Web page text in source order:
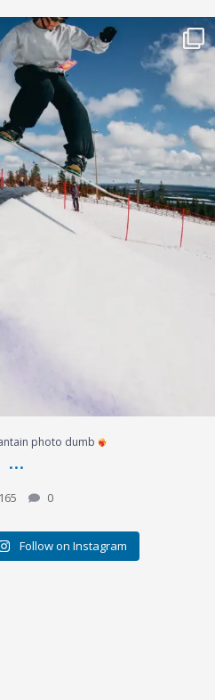
photo dumb
...
165 0
photo dumb
...
165 0
Follow on Instagram